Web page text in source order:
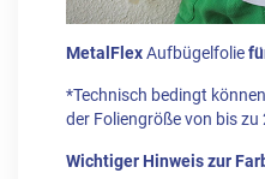
MetalFlexAufbügelfolie
*Technisch bedingt
der Foliengröße von bis zu
Wichtiger Hinweis zur